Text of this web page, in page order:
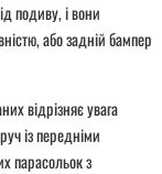
подиву, і вони
або задній бампер
відрізняє увага
із передніми
парасольок з